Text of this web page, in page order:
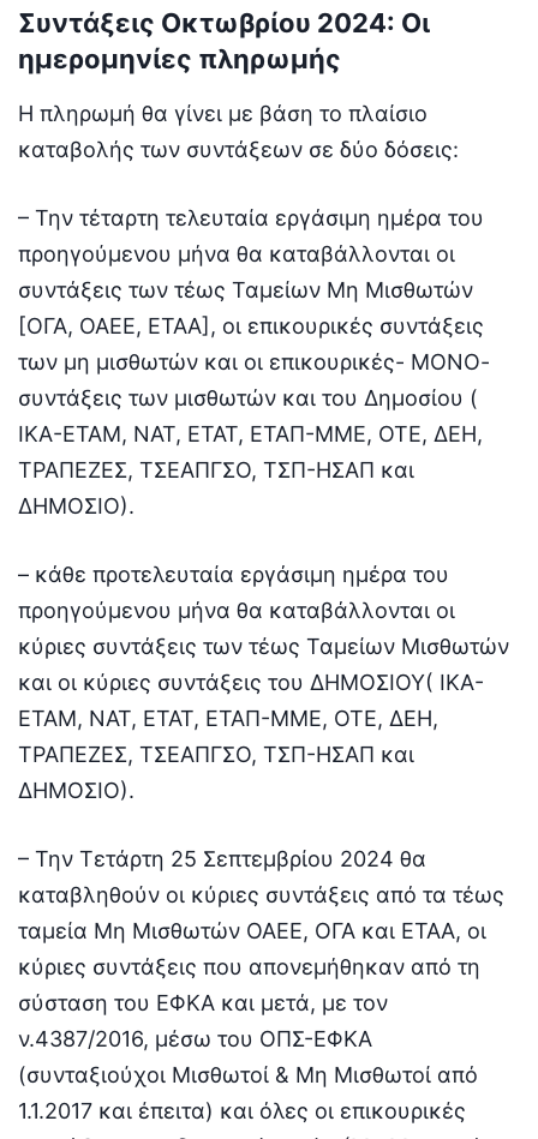
Συντάξεις Οκτωβρίου 2024: Οι
ημερομηνίες πληρωμής
Η πληρωμή θα γίνει με βάση το πλαίσιο
καταβολής των συντάξεων σε δύο δόσεις:
– Την τέταρτη τελευταία εργάσιμη ημέρα του
προηγούμενου μήνα θα καταβάλλονται οι
συντάξεις των τέως Ταμείων Μη Μισθωτών
[ΟΓΑ, ΟΑΕΕ, ΕΤΑΑ], οι επικουρικές συντάξεις
των μη μισθωτών και οι επικουρικές- ΜΟΝΟ-
συντάξεις των μισθωτών και του Δημοσίου (
ΙΚΑ-ΕΤΑΜ, ΝΑΤ, ΕΤΑΤ, ΕΤΑΠ-ΜΜΕ, ΟΤΕ, ΔΕΗ,
ΤΡΑΠΕΖΕΣ, ΤΣΕΑΠΓΣΟ, ΤΣΠ-ΗΣΑΠ και
ΔΗΜΟΣΙΟ).
– κάθε προτελευταία εργάσιμη ημέρα του
προηγούμενου μήνα θα καταβάλλονται οι
κύριες συντάξεις των τέως Ταμείων Μισθωτών
και οι κύριες συντάξεις του ΔΗΜΟΣΙΟΥ( ΙΚΑ-
ΕΤΑΜ, ΝΑΤ, ΕΤΑΤ, ΕΤΑΠ-ΜΜΕ, ΟΤΕ, ΔΕΗ,
ΤΡΑΠΕΖΕΣ, ΤΣΕΑΠΓΣΟ, ΤΣΠ-ΗΣΑΠ και
ΔΗΜΟΣΙΟ).
– Την Τετάρτη 25 Σεπτεμβρίου 2024 θα
καταβληθούν οι κύριες συντάξεις από τα τέως
ταμεία Μη Μισθωτών ΟΑΕΕ, ΟΓΑ και ΕΤΑΑ, οι
κύριες συντάξεις που απονεμήθηκαν από τη
σύσταση του ΕΦΚΑ και μετά, με τον
ν.4387/2016, μέσω του ΟΠΣ-ΕΦΚΑ
(συνταξιούχοι Μισθωτοί & Μη Μισθωτοί από
1.1.2017 και έπειτα) και όλες οι επικουρικές